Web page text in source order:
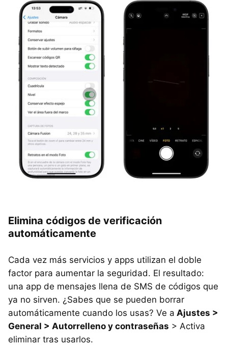
Elimina códigos de verificación
automáticamente
Cada vez más servicios y apps utilizan el doble
factor para aumentar la seguridad. El resultado:
una app de mensajes llena de SMS de códigos que
ya no sirven. ¿Sabes que se pueden borrar
automáticamente cuando los usas? Ve a Ajustes >
General > Autorrelleno y contraseñas > Activa
eliminar tras usarlos.